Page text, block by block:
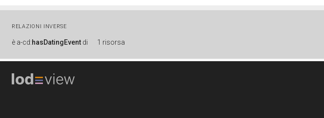
RELAZIONI INVERSE
è a-cd:hasDatingEvent di 1 risorsa